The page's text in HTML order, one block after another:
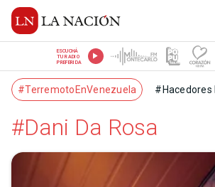
ESCUCHÁ
TU RADIO
PREFERIDA
#TerremotoEnVenezuela #Hacedores
#Dani Da Rosa